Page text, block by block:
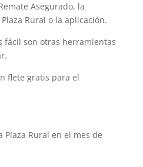
Asegurado, la
Rural o la aplicación.
fácil son otras herramientas
flete gratis para el
Plaza Rural en el mes de